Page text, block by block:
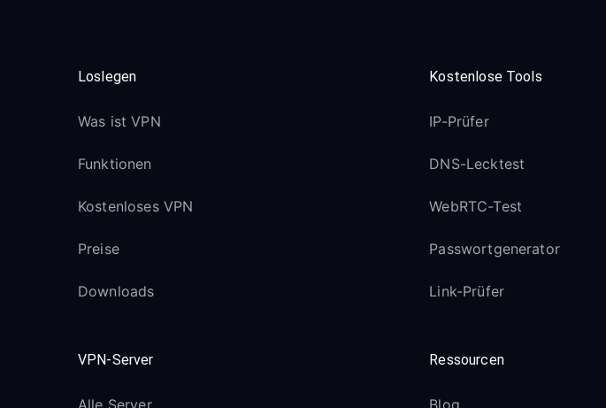
Loslegen
Was ist VPN
Funktionen
Kostenloses VPN
Preise
Downloads
Kostenlose Tools
IP-Prüfer
DNS-Lecktest
WebRTC-Test
Passwortgenerator
Link-Prüfer
VPN-Server
Alle Server
Ressourcen
Blog